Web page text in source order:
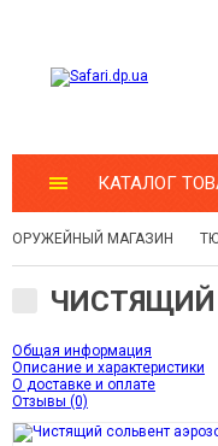
КАТАЛОГ
ОРУЖЕЙНЫЙ МАГАЗИН
ЧИСТЯЩИЙ
Общая информация
Описание и характеристики
О доставке и оплате
Отзывы (0)